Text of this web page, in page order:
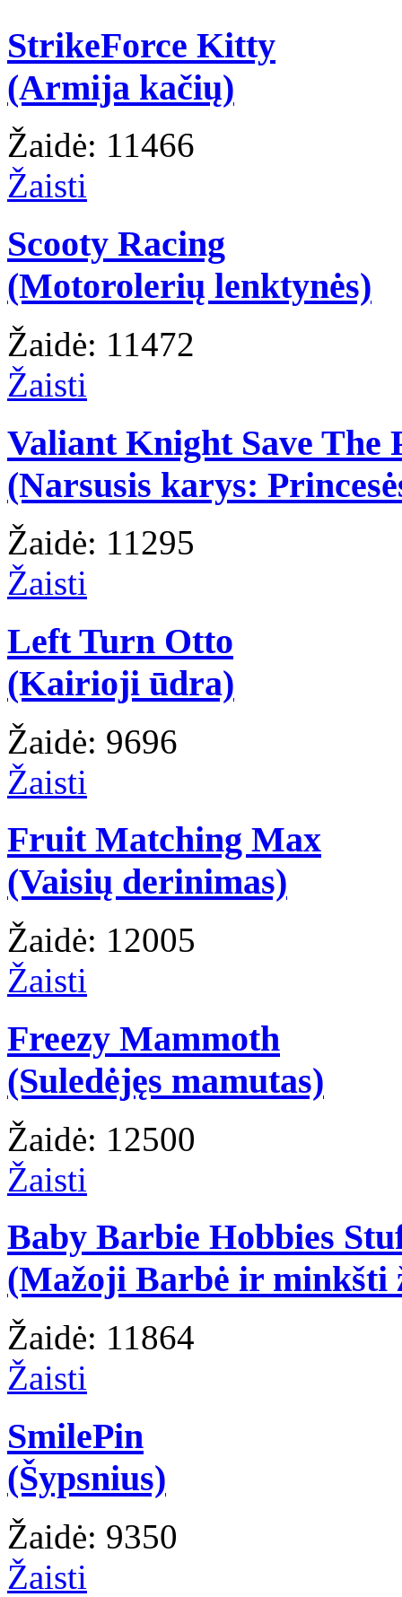
StrikeForce Kitty
(Armija kačių)
Žaidė: 11466
Žaisti
Scooty Racing
(Motorolerių lenktynės)
Žaidė: 11472
Žaisti
Valiant Knight Save The
(Narsusis karys:
Žaidė: 11295
Žaisti
Left Turn Otto
(Kairioji ūdra)
Žaidė: 9696
Žaisti
Fruit Matching Max
(Vaisių derinimas)
Žaidė: 12005
Žaisti
Freezy Mammoth
(Suledėjęs mamutas)
Žaidė: 12500
Žaisti
Baby Barbie Hobbies
(Mažoji Barbė ir minkšti
Žaidė: 11864
Žaisti
SmilePin
(Šypsnius)
Žaidė: 9350
Žaisti